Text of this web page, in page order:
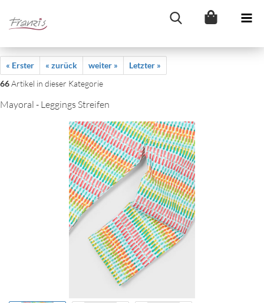
« Erster « zurück weiter »
Letzter »
66Artikel in dieser Kategorie
Mayoral - Leggings Streifen